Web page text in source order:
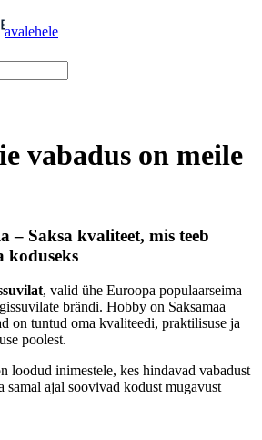
avalehele
vabadus on meile
– Saksa kvaliteet, mis teeb
koduseks
, valid ühe Euroopa populaarseima
brändi. Hobby on Saksamaa
on tuntud oma kvaliteedi, praktilisuse ja
poolest.
loodud inimestele, kes hindavad vabadust
samal ajal soovivad kodust mugavust